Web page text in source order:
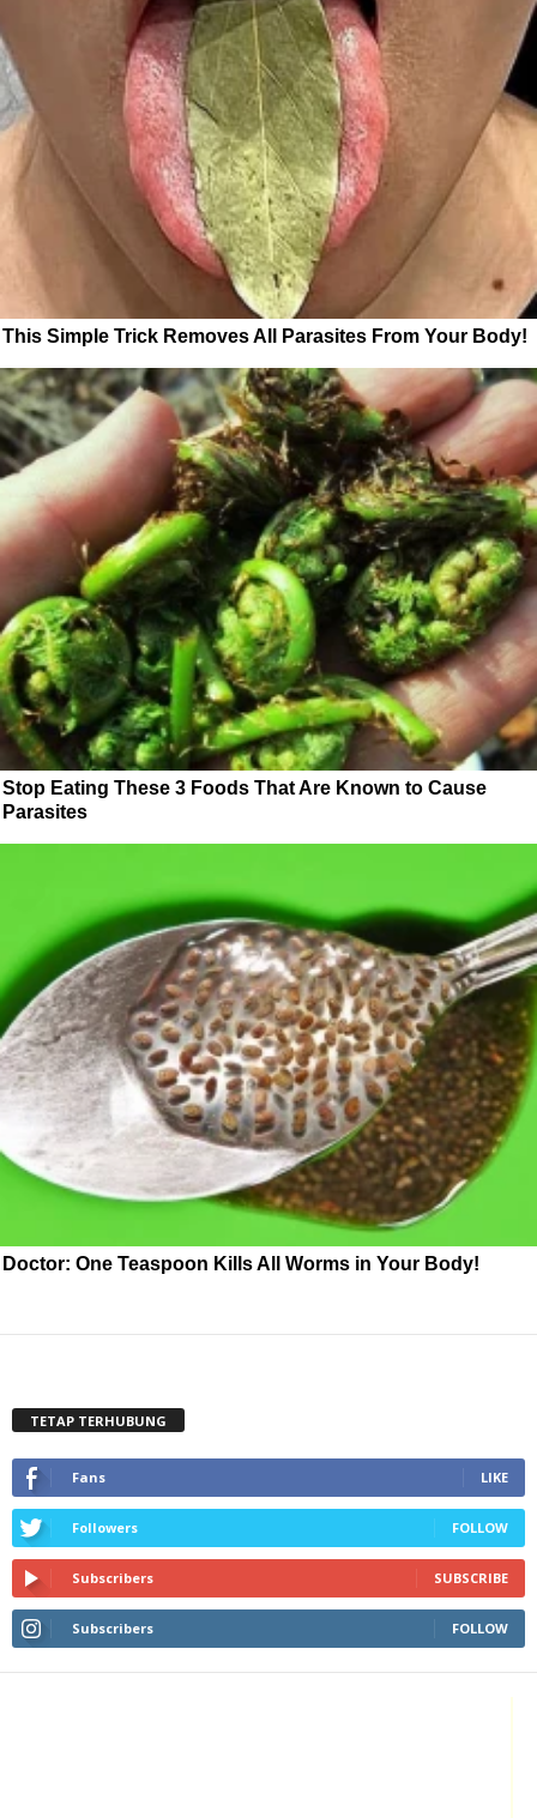
This Simple Trick Removes All Parasites From Your Body!
Stop Eating These 3 Foods That Are Known to Cause
Parasites
Doctor: One Teaspoon Kills All Worms in Your Body!
TETAP TERHUBUNG
Fans LIKE
Followers FOLLOW
Subscribers SUBSCRIBE
Subscribers FOLLOW